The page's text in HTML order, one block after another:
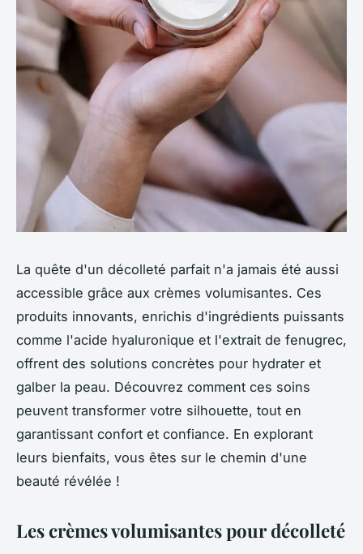
La quête d'un décolleté parfait n'a jamais été aussi
accessible grâce aux crèmes volumisantes. Ces
produits innovants, enrichis d'ingrédients puissants
comme l'acide hyaluronique et l'extrait de fenugrec,
offrent des solutions concrètes pour hydrater et
galber la peau. Découvrez comment ces soins
peuvent transformer votre silhouette, tout en
garantissant confort et confiance. En explorant
leurs bienfaits, vous êtes sur le chemin d'une
beauté révélée !
Les crèmes volumisantes pour décolleté